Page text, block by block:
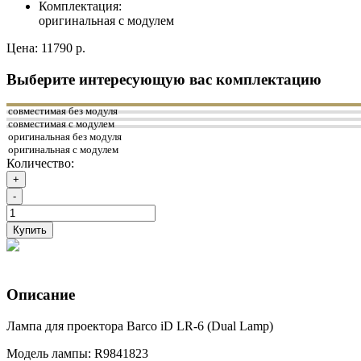
Комплектация:
оригинальная с модулем
Цена: 11790 р.
Выберите интересующую вас комплектацию
совместимая без модуля
совместимая с модулем
оригинальная без модуля
оригинальная с модулем
Количество:
+
-
Купить
Описание
Лампа для проектора Barco iD LR-6 (Dual Lamp)
Модель лампы: R9841823